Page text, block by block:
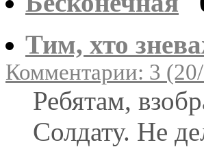
Тим, хто
Комментарии: 3
Ребятам,
Солдату. Не